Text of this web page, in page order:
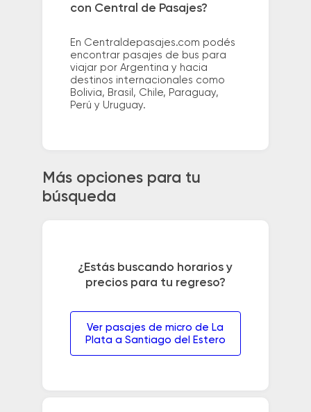
con Central de Pasajes?
En Centraldepasajes.com podés
encontrar pasajes de bus para
viajar por Argentina y hacia
destinos internacionales como
Bolivia, Brasil, Chile, Paraguay,
Perú y Uruguay.
Más opciones para tu
búsqueda
¿Estás buscando horarios y
precios para tu regreso?
Ver pasajes de micro de La
Plata a Santiago del Estero